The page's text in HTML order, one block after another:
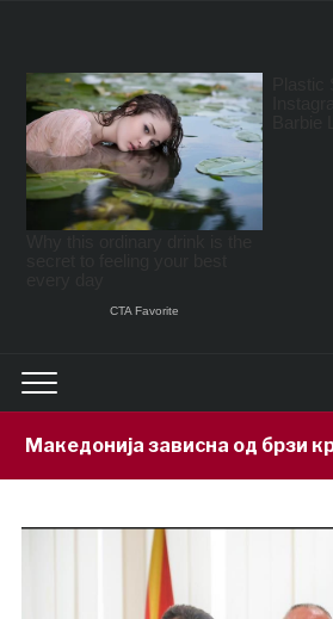
од брзи кредити –